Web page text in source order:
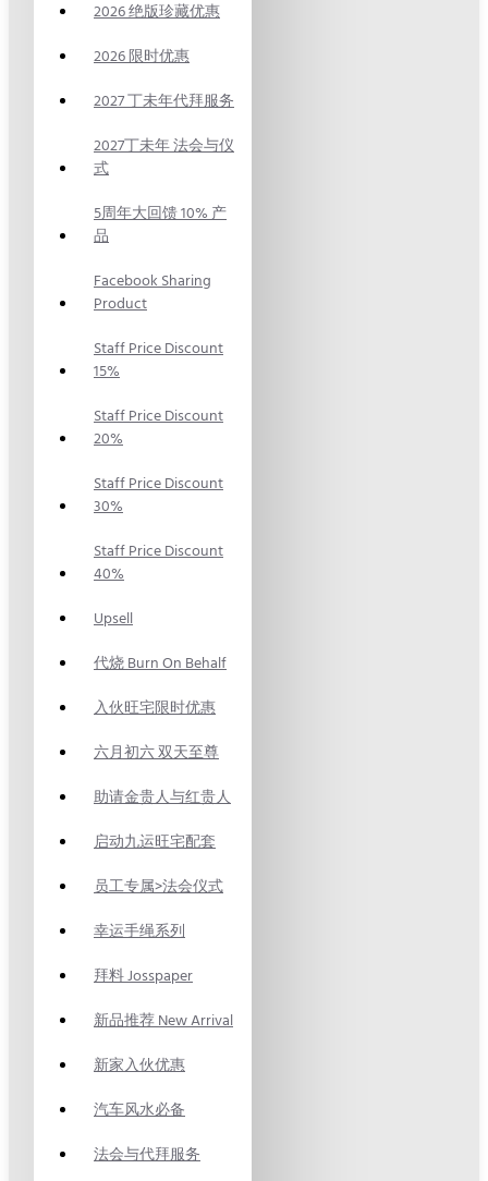
2026 绝版珍藏优惠
2026 限时优惠
2027 丁未年代拜服务
2027丁未年 法会与仪
式
5周年大回馈 10% 产
品
Facebook Sharing
Product
Staff Price Discount
15%
Staff Price Discount
20%
Staff Price Discount
30%
Staff Price Discount
40%
Upsell
代烧 Burn On Behalf
入伙旺宅限时优惠
六月初六 双天至尊
助请金贵人与红贵人
启动九运旺宅配套
员工专属>法会仪式
幸运手绳系列
拜料 Josspaper
新品推荐 New Arrival
新家入伙优惠
汽车风水必备
法会与代拜服务